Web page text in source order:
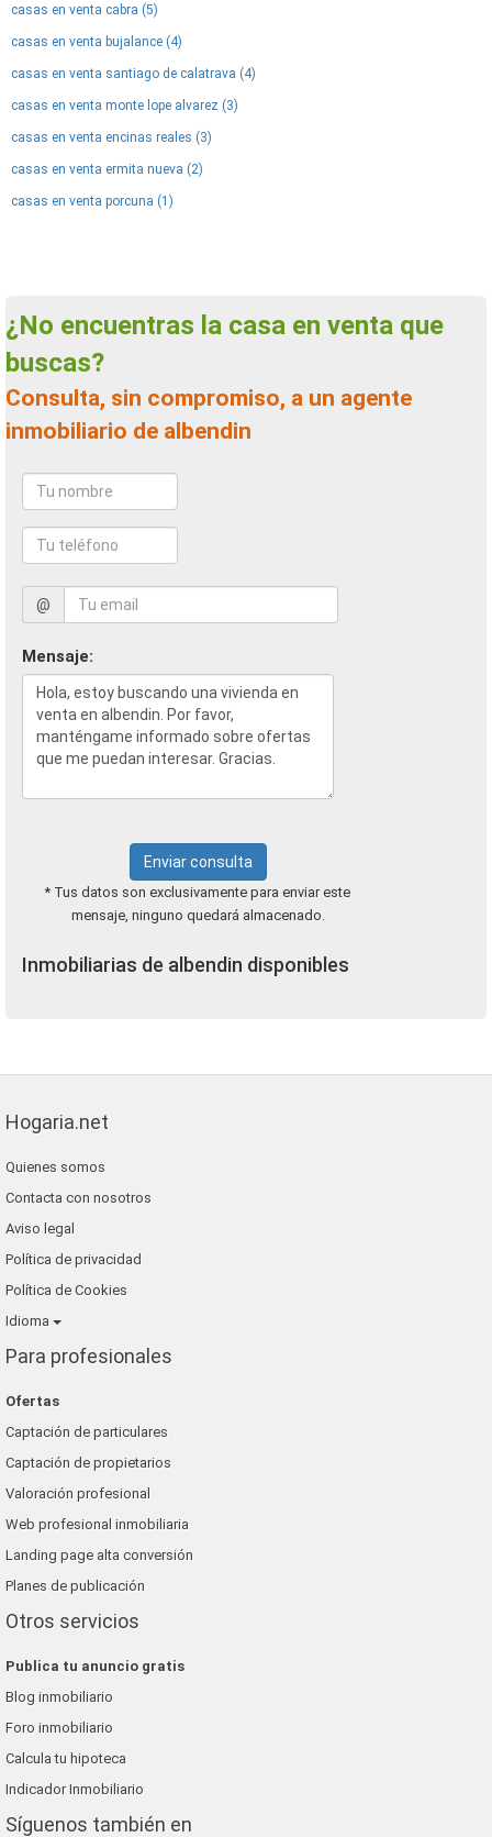
casas en venta cabra (5)
casas en venta bujalance (4)
casas en venta santiago de calatrava (4)
casas en venta monte lope alvarez (3)
casas en venta encinas reales (3)
casas en venta ermita nueva (2)
casas en venta porcuna (1)
¿No encuentras la casa en venta que
buscas?
Consulta, sin compromiso, a un agente
inmobiliario de albendin
@
Mensaje:
Enviar consulta
* Tus datos son exclusivamente para enviar este
mensaje, ninguno quedará almacenado.
Inmobiliarias de albendin disponibles
Hogaria.net
Quienes somos
Contacta con nosotros
Aviso legal
Política de privacidad
Política de Cookies
Idioma
Para profesionales
Ofertas
Captación de particulares
Captación de propietarios
Valoración profesional
Web profesional inmobiliaria
Landing page alta conversión
Planes de publicación
Otros servicios
Publica tu anuncio gratis
Blog inmobiliario
Foro inmobiliario
Calcula tu hipoteca
Indicador Inmobiliario
Síguenos también en